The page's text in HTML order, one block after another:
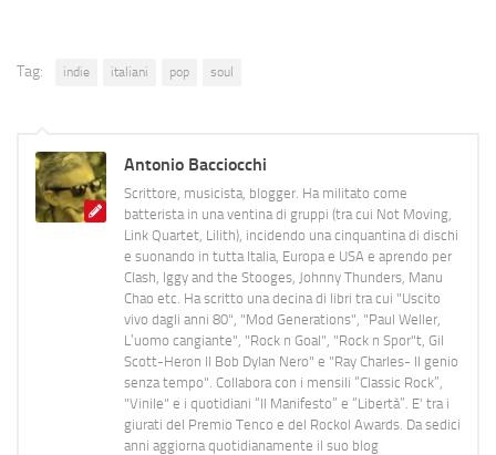
Tag: indie italiani pop soul
Antonio Bacciocchi
Scrittore, musicista, blogger. Ha militato come
batterista in una ventina di gruppi (tra cui Not Moving,
Link Quartet, Lilith), incidendo una cinquantina di dischi
e suonando in tutta Italia, Europa e USA e aprendo per
Clash, Iggy and the Stooges, Johnny Thunders, Manu
Chao etc. Ha scritto una decina di libri tra cui "Uscito
vivo dagli anni 80", "Mod Generations", "Paul Weller,
L’uomo cangiante", "Rock n Goal", "Rock n Spor"t, Gil
Scott-Heron Il Bob Dylan Nero" e "Ray Charles- Il genio
senza tempo". Collabora con i mensili “Classic Rock”,
"Vinile" e i quotidiani “Il Manifesto” e “Libertà”. E' tra i
giurati del Premio Tenco e del Rockol Awards. Da sedici
anni aggiorna quotidianamente il suo blog